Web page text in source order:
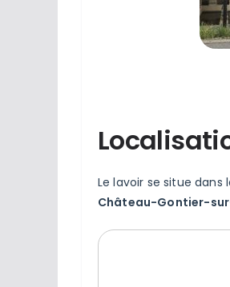
Le lavoir se situe dans
Château-Gontier-